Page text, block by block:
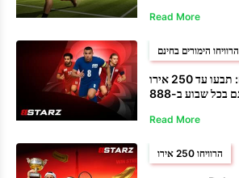
Read More
הרוויחו הימורים בחינם
דופק גביע העולם: תבעו עד 250 אירו
Read More
הרוויחו 250 אירו